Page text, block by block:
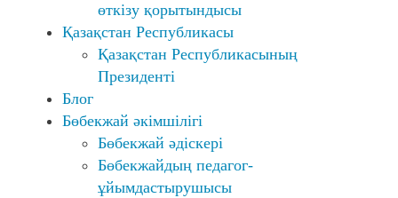
өткізу қорытындысы
Қазақстан Республикасы
Қазақстан Республикасының
Президенті
Блог
Бөбекжай әкімшілігі
Бөбекжай әдіскері
Бөбекжайдың педагог-
ұйымдастырушысы